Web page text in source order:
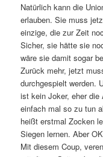
Natürlich kann die
erlauben. Sie muss
einzige, die zur Zeit
Sicher, sie hätte sie
wäre sie damit sogar
Zurück mehr, jetzt
durchgespielt werden.
ist kein Joker, eher
einfach mal so zu tun
heißt erstmal Zocken
Siegen lernen. Aber
Mit diesem Coup,